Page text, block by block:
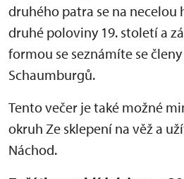
druhého patra se na necelou
druhé poloviny 19. století a
formou se seznámíte se
Schaumburgů.
Tento večer je také možné
okruh Ze sklepení na věž a
Náchod.